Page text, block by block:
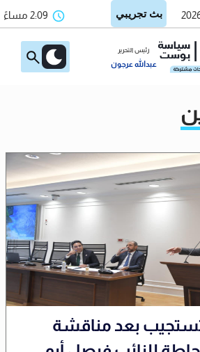
2:09 مساءً
رئيس التحرير
عبدالله عرجون
تستجيب بعد مناقشة